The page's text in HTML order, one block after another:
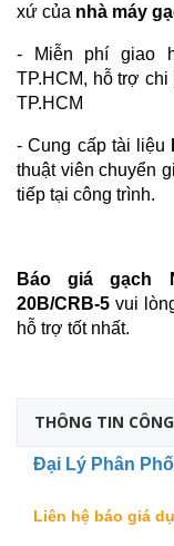
xứ của nhà máy
- Miễn phí giao
TP.HCM, hỗ trợ
TP.HCM
- Cung cấp tài liệu
thuật viên chuyển
tiếp tại công trình.
Báo giá gạch
20B/CRB-5 vui
hỗ trợ tốt nhất.
THÔNG TIN
Đại Lý Phân
Liên hệ báo giá